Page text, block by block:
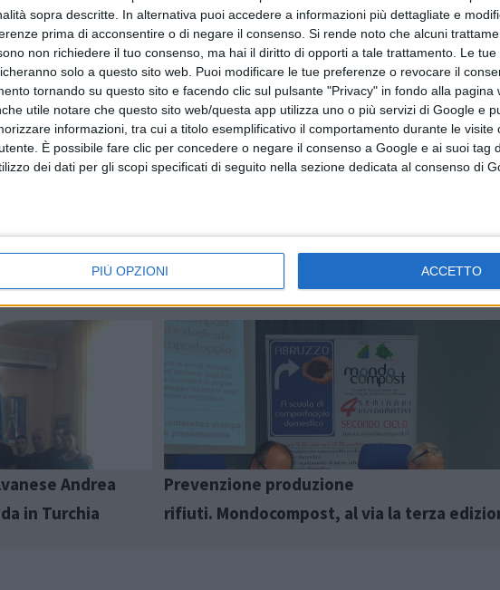
sopra descritte. In alternativa puoi accedere a informazioni più dettagliate e
prima di acconsentire o di negare il consenso. Si rende noto che alcuni
non richiedere il tuo consenso, ma hai il diritto di opporti a tale trattamento. Le
solo a questo sito web. Puoi modificare le tue preferenze o revocare il
tornando su questo sito e facendo clic sul pulsante "Privacy" in fondo alla pagina
utile notare che questo sito web/questa app utilizza uno o più servizi di Google e
informazioni, tra cui a titolo esemplificativo il comportamento durante le visite
È possibile fare clic per concedere o negare il consenso a Google e ai suoi tag
dei dati per gli scopi specificati di seguito nella sezione dedicata al consenso di
PIÙ OPZIONI ACCETTO
Andrea
in Turchia
Prevenzione produzione
rifiuti. Mondocompost, al via la terza